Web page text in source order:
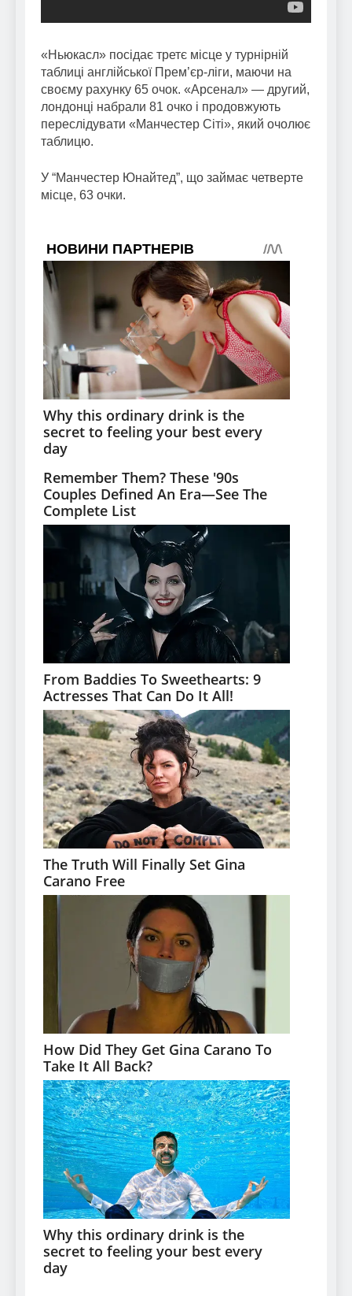
«Ньюкасл» посідає третє місце у турнірній
таблиці англійської Прем’єр-ліги, маючи на
своєму рахунку 65 очок. «Арсенал» — другий,
лондонці набрали 81 очко і продовжують
переслідувати «Манчестер Сіті», який очолює
таблицю.
У “Манчестер Юнайтед”, що займає четверте
місце, 63 очки.